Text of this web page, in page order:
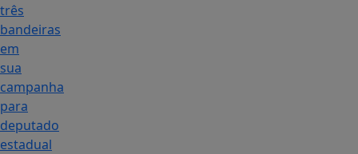
três
bandeiras
em
sua
campanha
para
deputado
estadual